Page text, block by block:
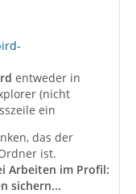
entweder in
(nicht
ein
das der
ist.
Arbeiten im Profil:
sichern...